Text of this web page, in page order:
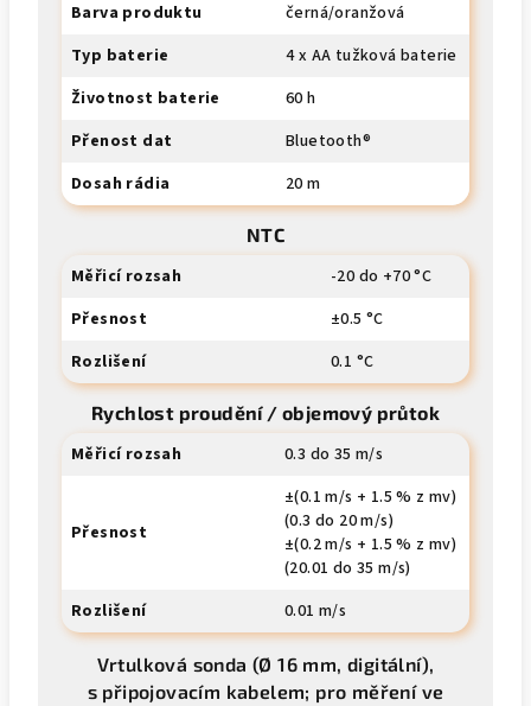
Barva produktu
černá/oranžová
Typ baterie
4 x AA tužková baterie
Životnost baterie
60 h
Přenost dat
Bluetooth®
Dosah rádia
20 m
NTC
Měřicí rozsah
-20 do +70 °C
Přesnost
±0.5 °C
Rozlišení
0.1 °C
Rychlost proudění / objemový průtok
Měřicí rozsah 0.3 do 35 m/s
Přesnost
±(0.1 m/s + 1.5 % z mv)
(0.3 do 20 m/s)
±(0.2 m/s + 1.5 % z mv)
(20.01 do 35 m/s)
Rozlišení
0.01 m/s
Vrtulková sonda (Ø 16 mm, digitální),
s připojovacím kabelem; pro měření ve